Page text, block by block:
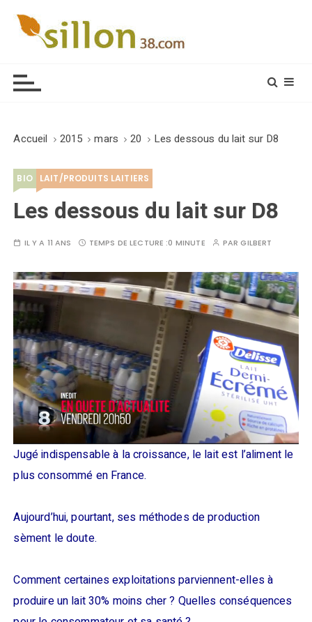
Accueil 2015 mars 20 Les dessous du lait sur D8
BIO LAIT/PRODUITS LAITIERS
Les dessous du lait sur D8
IL Y A 11 ANS TEMPS DE LECTURE :0 MINUTE PARGILBERT
Jugé indispensable à la croissance, le lait est l’aliment le
plus consommé en France.
Aujourd’hui, pourtant, ses méthodes de production
sèment le doute.
Comment certaines exploitations parviennent-elles à
produire un lait 30% moins cher ? Quelles conséquences